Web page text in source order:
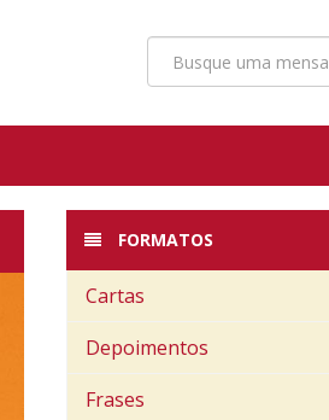
FORMATOS
Cartas
Depoimentos
Frases